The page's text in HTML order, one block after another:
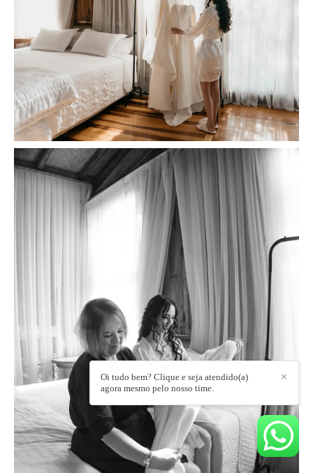
✕
Oi tudo bem? Clique e seja atendido(a)
agora mesmo pelo nosso time.